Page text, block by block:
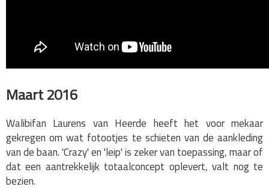
Maart 2016
Walibifan Laurens van Heerde heeft het voor mekaar
gekregen om wat fotootjes te schieten van de aankleding
van de baan. 'Crazy' en 'leip' is zeker van toepassing, maar of
dat een aantrekkelijk totaalconcept oplevert, valt nog te
bezien.